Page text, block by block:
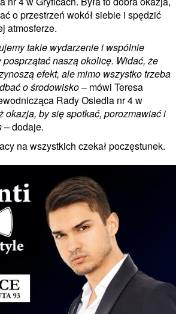
o przestrzeń wokół siebie i spędzić
atmosferze.
takie wydarzenie i wspólnie
naszą okolicę. Widać, że
efekt, ale mimo wszystko trzeba
o środowisko– mówi Teresa
Rady Osiedla nr 4 w
okazja, by się spotkać, porozmawiać i
– dodaje.
na wszystkich czekał poczęstunek.